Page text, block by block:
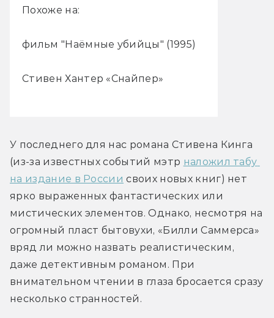
Похоже на:
фильм "Наёмные убийцы" (1995)
Стивен Хантер «Снайпер»
У последнего для нас романа Стивена Кинга
(из-за известных событий мэтр наложил табу
на издание в России своих новых книг) нет
ярко выраженных фантастических или
мистических элементов. Однако, несмотря на
огромный пласт бытовухи, «Билли Саммерса»
вряд ли можно назвать реалистическим,
даже детективным романом. При
внимательном чтении в глаза бросается сразу
несколько странностей.